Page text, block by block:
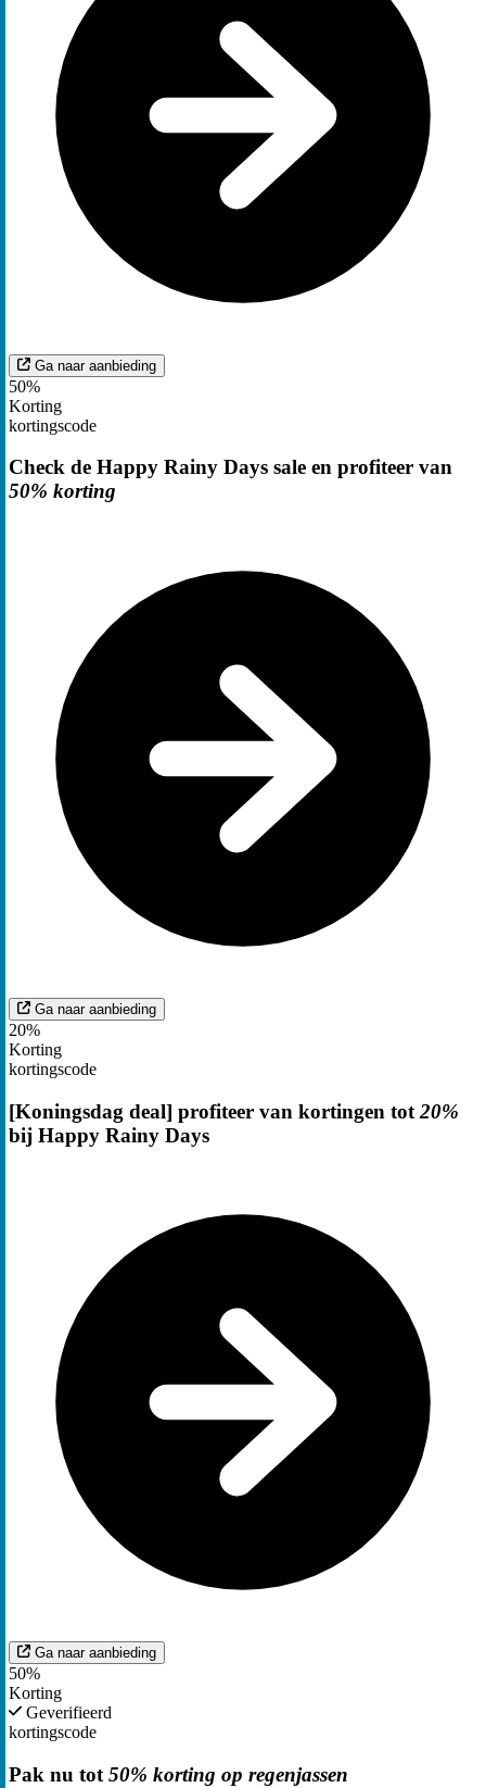
Ga naar aanbieding
50%
Korting
kortingscode
Check de Happy Rainy Days sale en profiteer van
50% korting
Ga naar aanbieding
20%
Korting
kortingscode
[Koningsdag deal] profiteer van kortingen tot 20%
bij Happy Rainy Days
Ga naar aanbieding
50%
Korting
Geverifieerd
kortingscode
Pak nu tot 50% korting op regenjassen